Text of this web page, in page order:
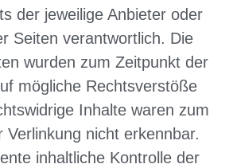
der jeweilige Anbieter oder
Seiten verantwortlich. Die
wurden zum Zeitpunkt der
mögliche Rechtsverstöße
Inhalte waren zum
Verlinkung nicht erkennbar.
inhaltliche Kontrolle der